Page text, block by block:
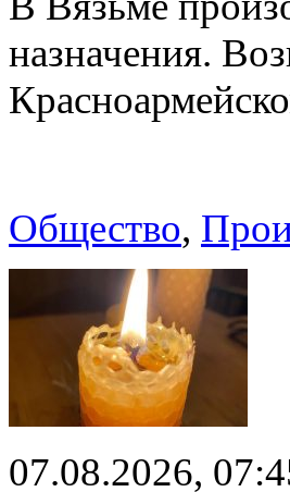
назначения.
Общество,
07.08.2026,